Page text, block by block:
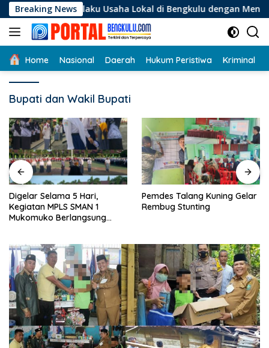
Langsung
ke
konten
Breaking News
Pelaku Usaha Lokal di Bengkulu dengan Meningkatkan
Home Nasional Daerah Hukum Peristiwa Kriminal
Bupati dan Wakil Bupati
Digelar Selama 5 Hari,
Kegiatan MPLS SMAN 1
Mukomuko Berlangsung
Pemdes Talang Kuning Gelar
Rembug Stunting